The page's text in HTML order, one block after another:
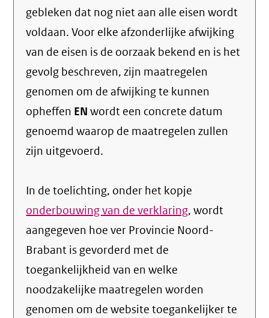
gebleken dat nog niet aan alle eisen wordt
voldaan. Voor elke afzonderlijke afwijking
van de eisen is de oorzaak bekend en is het
gevolg beschreven, zijn maatregelen
genomen om de afwijking te kunnen
opheffen EN wordt een concrete datum
genoemd waarop de maatregelen zullen
zijn uitgevoerd.
In de toelichting, onder het kopje
onderbouwing van de verklaring, wordt
aangegeven hoe ver Provincie Noord-
Brabant is gevorderd met de
toegankelijkheid van en welke
noodzakelijke maatregelen worden
genomen om de website toegankelijker te